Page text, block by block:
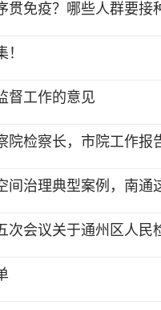
贯免疫？哪些人群要接
督工作的意见
院检察长，市院工作报
间治理典型案例，南通
次会议关于通州区人民